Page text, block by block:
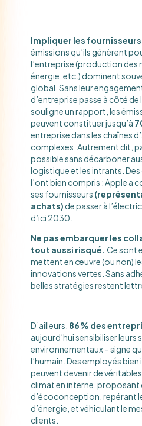
Impliquer les
émissions qu’ils génèrent
l’entreprise (production des
énergie, etc.) dominent
global. Sans leur
d’entreprise passe à côté de
souligne un rapport, les
peuvent constituer jusqu’à
entreprise dans les chaînes
complexes. Autrement dit,
possible sans décarboner
logistique et les intrants.
l’ont bien compris : Apple a
ses fournisseurs
achats) de passer à
d’ici 2030​.
Ne pas embarquer les
tout aussi risqué. Ce sont
mettent en œuvre (ou non)
innovations vertes. Sans
belles stratégies restent
D’ailleurs, 86 % des
aujourd’hui sensibiliser leurs
environnementaux​ – signe
l’humain. Des employés
peuvent devenir de
climat en interne, proposant
d’écoconception, repérant
d’énergie, et véhiculant le
clients.